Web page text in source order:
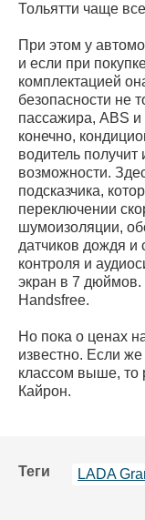
Тольятти чаще
При этом у
и если при
комплектацией
безопасности не
пассажира, ABS и
конечно,
водитель
возможности.
подсказчика,
переключении
шумоизоляции,
датчиков дождя и
контроля и
экран в 7
Handsfree.
Но пока о ценах
известно. Если
классом выше, то
Кайрон.
Теги LADA